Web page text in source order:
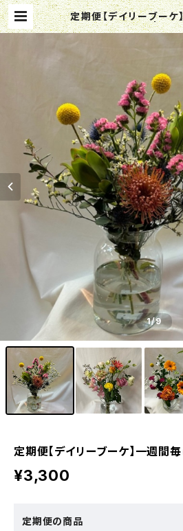
定期便【デイリーブーケ
一度お花が届く |
1/9
定期便【デイリーブーケ】一週間
¥3,300
定期便の商品